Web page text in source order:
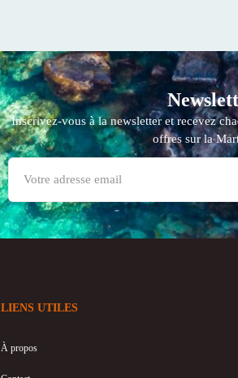
Inscrivez-vous à la newsletter et recevez
offres sur la
LIENS UTILES
À propos